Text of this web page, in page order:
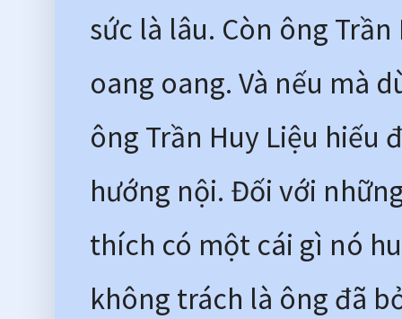
sức là lâu. Còn ông
oang oang. Và nếu mà
ông Trần Huy Liệu hiếu
hướng nội. Đối với
thích có một cái gì nó
không trách là ông đã